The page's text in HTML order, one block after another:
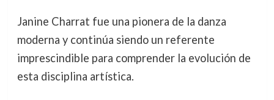
Janine Charrat fue una pionera de la danza
moderna y continúa siendo un referente
imprescindible para comprender la evolución de
esta disciplina artística.